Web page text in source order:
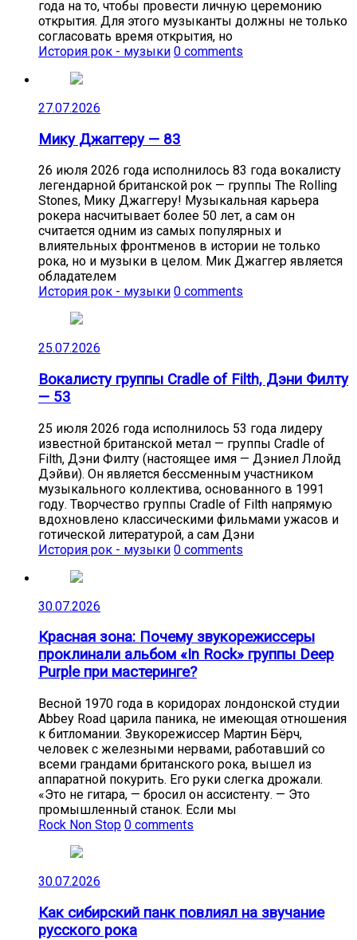
года на то, чтобы провести личную церемонию
открытия. Для этого музыканты должны не только
согласовать время открытия, но
История рок - музыки 0 comments
27.07.2026
Мику Джаггеру — 83
26 июля 2026 года исполнилось 83 года вокалисту
легендарной британской рок — группы The Rolling
Stones, Мику Джаггеру! Музыкальная карьера
рокера насчитывает более 50 лет, а сам он
считается одним из самых популярных и
влиятельных фронтменов в истории не только
рока, но и музыки в целом. Мик Джаггер является
обладателем
История рок - музыки 0 comments
25.07.2026
Вокалисту группы Cradle of Filth, Дэни Филту
— 53
25 июля 2026 года исполнилось 53 года лидеру
известной британской метал — группы Cradle of
Filth, Дэни Филту (настоящее имя — Дэниел Ллойд
Дэйви). Он является бессменным участником
музыкального коллектива, основанного в 1991
году. Творчество группы Cradle of Filth напрямую
вдохновлено классическими фильмами ужасов и
готической литературой, а сам Дэни
История рок - музыки 0 comments
30.07.2026
Красная зона: Почему звукорежиссеры
проклинали альбом «In Rock» группы Deep
Purple при мастеринге?
Весной 1970 года в коридорах лондонской студии
Abbey Road царила паника, не имеющая отношения
к битломании. Звукорежиссер Мартин Бёрч,
человек с железными нервами, работавший со
всеми грандами британского рока, вышел из
аппаратной покурить. Его руки слегка дрожали.
«Это не гитара, — бросил он ассистенту. — Это
промышленный станок. Если мы
Rock Non Stop 0 comments
30.07.2026
Как сибирский панк повлиял на звучание
русского рока